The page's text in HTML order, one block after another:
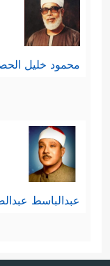
محمود خليل
عبدالباسط